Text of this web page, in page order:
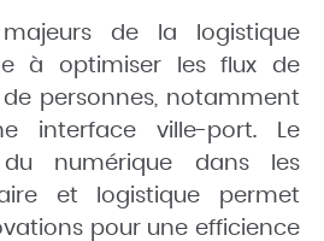
de la logistique
à optimiser les flux de
personnes, notamment
interface ville-port. Le
du numérique dans les
et logistique permet
pour une efficience